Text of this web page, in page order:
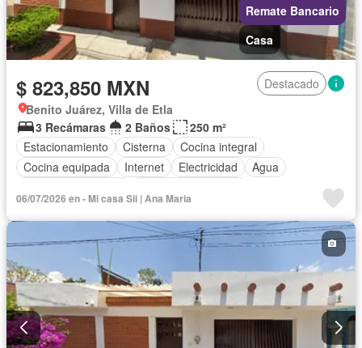
Remate Bancario
Casa
$ 823,850 MXN
Destacado
Benito Juárez, Villa de Etla
3 Recámaras
2 Baños
250 m²
Estacionamiento
Cisterna
Cocina integral
Cocina equipada
Internet Electricidad
Agua
Recámara con closet
Sin amueblar
06/07/2026 en - Mi casa Sii | Ana Maria